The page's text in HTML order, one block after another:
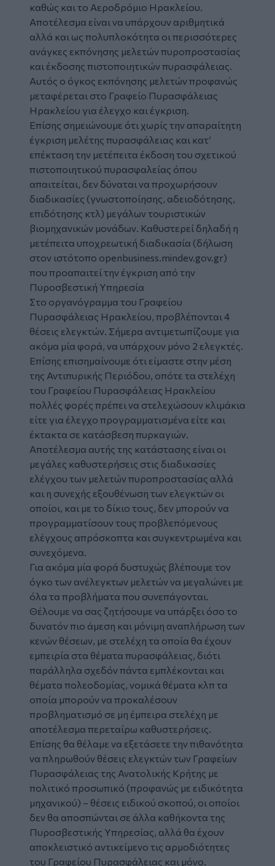
καθώς και το Αεροδρόμιο Ηρακλείου.
Αποτέλεσμα είναι να υπάρχουν αριθμητικά
αλλά και ως πολυπλοκότητα οι περισσότερες
ανάγκες εκπόνησης μελετών πυροπροστασίας
και έκδοσης πιστοποιητικών πυρασφάλειας.
Αυτός ο όγκος εκπόνησης μελετών προφανώς
μεταφέρεται στο Γραφείο Πυρασφάλειας
Ηρακλείου για έλεγχο και έγκριση.
Επίσης σημειώνουμε ότι χωρίς την απαραίτητη
έγκριση μελέτης πυρασφάλειας και κατ’
επέκταση την μετέπειτα έκδοση του σχετικού
πιστοποιητικού πυρασφαλείας όπου
απαιτείται, δεν δύναται να προχωρήσουν
διαδικασίες (γνωστοποίησης, αδειοδότησης,
επιδότησης κτλ) μεγάλων τουριστικών
βιομηχανικών μονάδων. Καθυστερεί δηλαδή η
μετέπειτα υποχρεωτική διαδικασία (δήλωση
στον ιστότοπο openbusiness.mindev.gov.gr)
που προαπαιτεί την έγκριση από την
Πυροσβεστική Υπηρεσία
Στο οργανόγραμμα του Γραφείου
Πυρασφάλειας Ηρακλείου, προβλέπονται 4
θέσεις ελεγκτών. Σήμερα αντιμετωπίζουμε για
ακόμα μία φορά, να υπάρχουν μόνο 2 ελεγκτές.
Επίσης επισημαίνουμε ότι είμαστε στην μέση
της Αντιπυρικής Περιόδου, οπότε τα στελέχη
του Γραφείου Πυρασφάλειας Ηρακλείου
πολλές φορές πρέπει να στελεχώσουν κλιμάκια
είτε για έλεγχο προγραμματισμένα είτε και
έκτακτα σε κατάσβεση πυρκαγιών.
Αποτέλεσμα αυτής της κατάστασης είναι οι
μεγάλες καθυστερήσεις στις διαδικασίες
ελέγχου των μελετών πυροπροστασίας αλλά
και η συνεχής εξουθένωση των ελεγκτών οι
οποίοι, και με το δίκιο τους, δεν μπορούν να
προγραμματίσουν τους προβλεπόμενους
ελέγχους απρόσκοπτα και συγκεντρωμένα και
συνεχόμενα.
Για ακόμα μία φορά δυστυχώς βλέπουμε τον
όγκο των ανέλεγκτων μελετών να μεγαλώνει με
όλα τα προβλήματα που συνεπάγονται.
Θέλουμε να σας ζητήσουμε να υπάρξει όσο το
δυνατόν πιο άμεση και μόνιμη αναπλήρωση των
κενών θέσεων, με στελέχη τα οποία θα έχουν
εμπειρία στα θέματα πυρασφάλειας, διότι
παράλληλα σχεδόν πάντα εμπλέκονται και
θέματα πολεοδομίας, νομικά θέματα κλπ τα
οποία μπορούν να προκαλέσουν
προβληματισμό σε μη έμπειρα στελέχη με
αποτέλεσμα περεταίρω καθυστερήσεις.
Επίσης θα θέλαμε να εξετάσετε την πιθανότητα
να πληρωθούν θέσεις ελεγκτών των Γραφείων
Πυρασφάλειας της Ανατολικής Κρήτης με
πολιτικό προσωπικό (προφανώς με ειδικότητα
μηχανικού) – θέσεις ειδικού σκοπού, οι οποίοι
δεν θα αποσπώνται σε άλλα καθήκοντα της
Πυροσβεστικής Υπηρεσίας, αλλά θα έχουν
αποκλειστικό αντικείμενο τις αρμοδιότητες
του Γραφείου Πυρασφάλειας και μόνο.